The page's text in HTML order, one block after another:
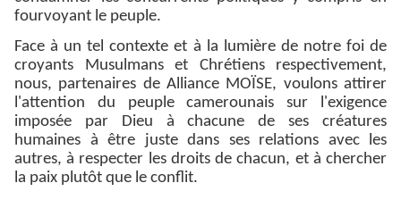
fourvoyant le peuple.
Face à un tel contexte et à la lumière de notre foi de
croyants Musulmans et Chrétiens respectivement,
nous, partenaires de Alliance MOÏSE, voulons attirer
l'attention du peuple camerounais sur l'exigence
imposée par Dieu à chacune de ses créatures
humaines à être juste dans ses relations avec les
autres, à respecter les droits de chacun, et à chercher
la paix plutôt que le conflit.